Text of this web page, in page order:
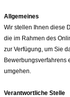
Allgemeines
Wir stellen Ihnen diese
die im Rahmen des
zur Verfügung, um Sie
Bewerbungsverfahrens
umgehen.
Verantwortliche Stelle